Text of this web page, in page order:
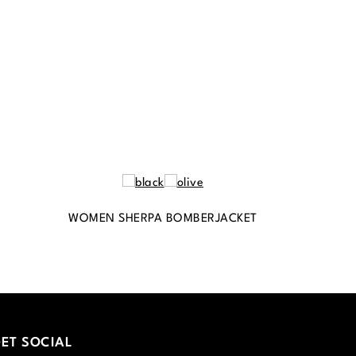
WOMEN SHERPA BOMBERJACKET
SOCIAL